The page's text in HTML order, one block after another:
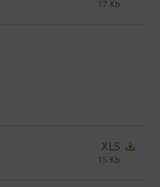
17 Kb
XLS
15 Kb